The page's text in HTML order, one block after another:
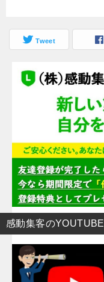
Tweet
感動集客のYOUTUBE